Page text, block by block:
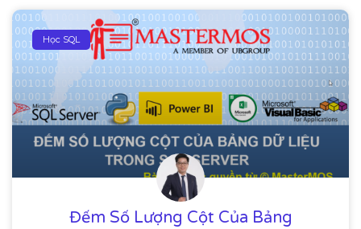
Học SQL
Đếm Số Lượng Cột Của Bảng